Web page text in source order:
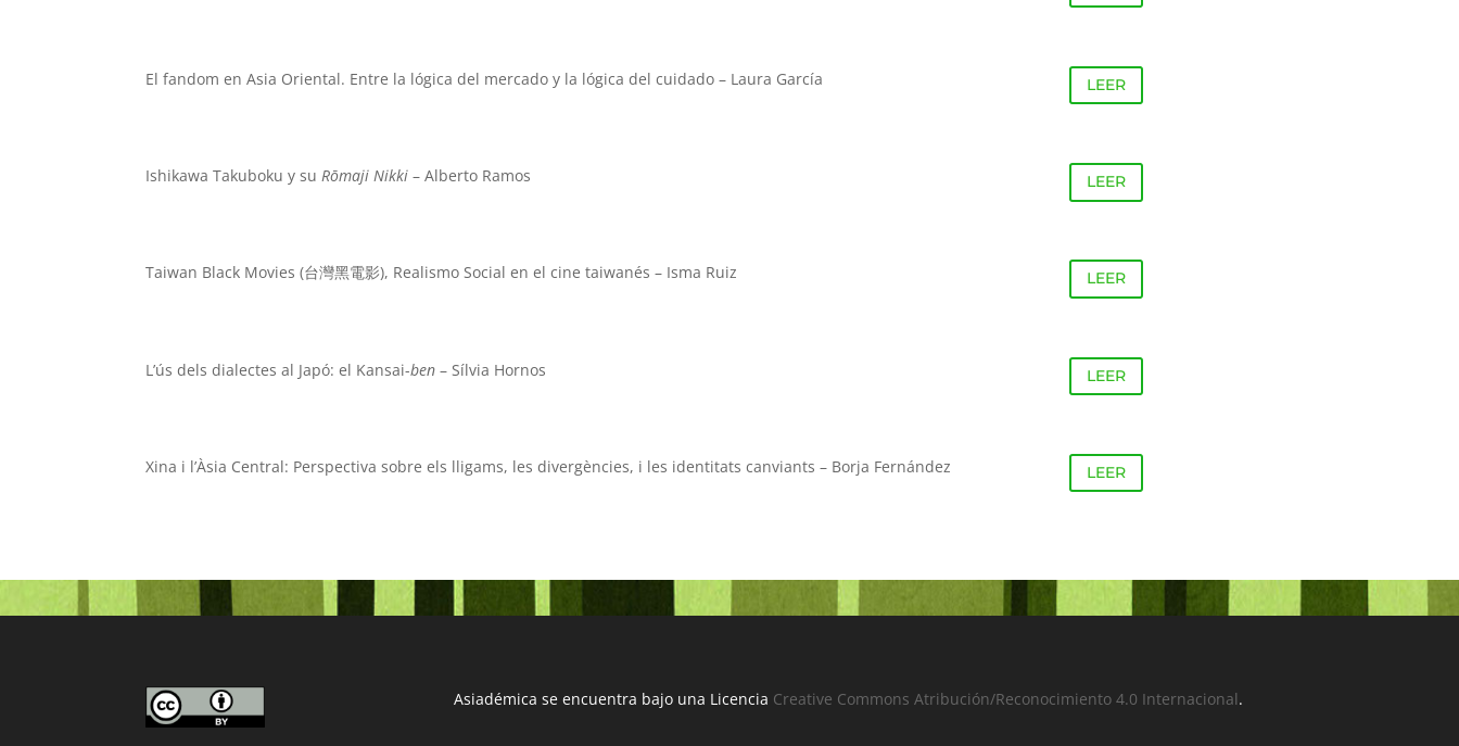
El fandom en Asia Oriental. Entre la lógica del mercado y la lógica del cuidado – Laura García LEER
Ishikawa Takuboku y suRōmaji Nikki – Alberto Ramos LEER
Taiwan Black Movies (台灣黑電影), Realismo Social en el cine taiwanés – Isma Ruiz LEER
L’ús dels dialectes al Japó: el Kansai-ben – Sílvia Hornos LEER
Xina i l’Àsia Central: Perspectiva sobre els lligams, les divergències, i les identitats canviants – Borja Fernández LEER
Asiadémica se encuentra bajo una Licencia Creative Commons Atribución/Reconocimiento 4.0 Internacional.